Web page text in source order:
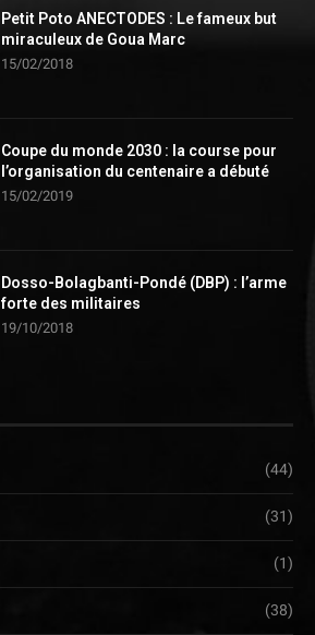
Petit Poto ANECTODES : Le fameux but
miraculeux de Goua Marc
15/02/2018
Coupe du monde 2030 : la course pour
l’organisation du centenaire a débuté
15/02/2019
Dosso-Bolagbanti-Pondé (DBP) : l’arme
forte des militaires
19/10/2018
(44)
(31)
(1)
(38)